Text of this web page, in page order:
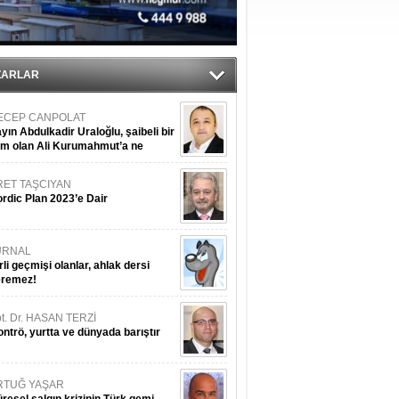
oldu
CANPOLAT
Abdulkadir Uraloğlu, şaibeli bir
olan Ali Kurumahmut’a ne
TAŞCIYAN
Plan 2023’e Dair
geçmişi olanlar, ahlak dersi
Dr. HASAN TERZİ
yurtta ve dünyada barıştır
YAŞAR